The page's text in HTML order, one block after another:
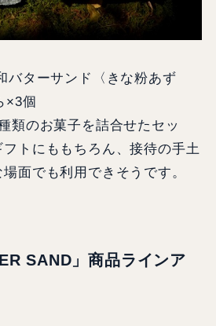
ターサンド〈きな粉あず
×3個
類のお菓子を詰合せたセッ
フトにももちろん、接待の手土
面でも利用できそうです。
SAND」商品ラインア